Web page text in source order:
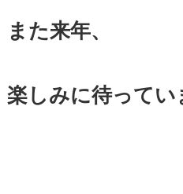
また来年、
楽しみに待ってい